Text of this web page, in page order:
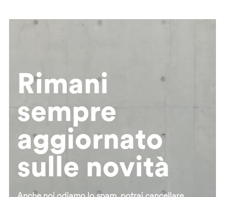
Rimani
sempre
aggiornato
sulle novità